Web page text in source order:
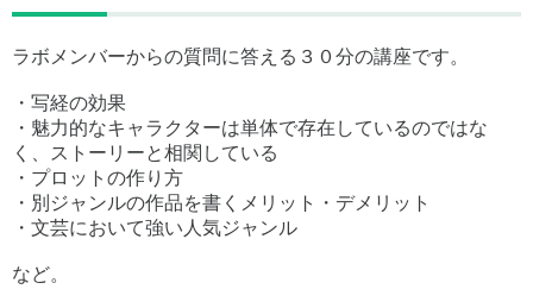
ラボメンバーからの質問に答える３０分の講座です。
・写経の効果
・魅力的なキャラクターは単体で存在しているのではな
く、ストーリーと相関している
・プロットの作り方
・別ジャンルの作品を書くメリット・デメリット
・文芸において強い人気ジャンル
など。